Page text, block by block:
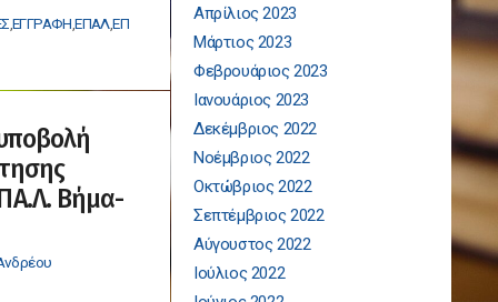
,ΕΓΓΡΑΦΗ,ΕΠΑΛ,ΕΠ
Βήμα-
Απρίλιος 2023
Μάρτιος 2023
Φεβρουάριος 2023
Ιανουάριος 2023
Δεκέμβριος 2022
Νοέμβριος 2022
Οκτώβριος 2022
Σεπτέμβριος 2022
Αύγουστος 2022
Ιούλιος 2022